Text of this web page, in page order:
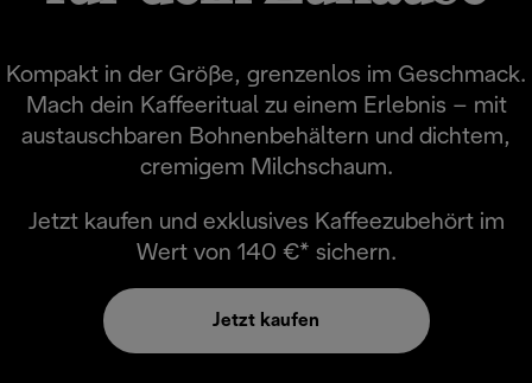
Kompakt in der Größe, grenzenlos im Geschmack.
Mach dein Kaffeeritual zu einem Erlebnis – mit
austauschbaren Bohnenbehältern und dichtem,
cremigem Milchschaum.
Jetzt kaufen und exklusives Kaffeezubehört im
Wert von 140 €* sichern.
Jetzt kaufen